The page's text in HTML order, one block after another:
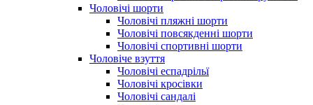
Чоловічі шорти
Чоловічі пляжні шорти
Чоловічі повсякденні шорти
Чоловічі спортивні шорти
Чоловіче взуття
Чоловічі еспадрільї
Чоловічі кросівки
Чоловічі сандалі